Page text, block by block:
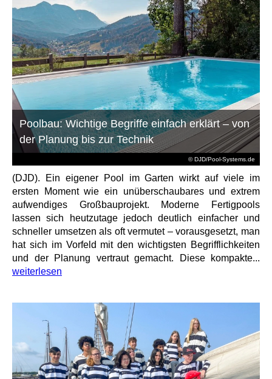
© DJD/Pool-Systems.de
Poolbau: Wichtige Begriffe einfach erklärt – von
der Planung bis zur Technik
(DJD). Ein eigener Pool im Garten wirkt auf viele im
ersten Moment wie ein unüberschaubares und extrem
aufwendiges Großbauprojekt. Moderne Fertigpools
lassen sich heutzutage jedoch deutlich einfacher und
schneller umsetzen als oft vermutet – vorausgesetzt, man
hat sich im Vorfeld mit den wichtigsten Begrifflichkeiten
und der Planung vertraut gemacht. Diese kompakte...
weiterlesen